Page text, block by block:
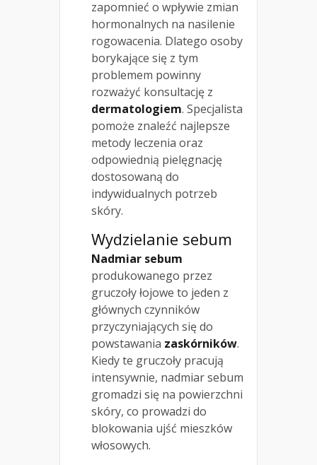
zapomnieć o wpływie zmian
hormonalnych na nasilenie
rogowacenia. Dlatego osoby
borykające się z tym
problemem powinny
rozważyć konsultację z
dermatologiem. Specjalista
pomoże znaleźć najlepsze
metody leczenia oraz
odpowiednią pielęgnację
dostosowaną do
indywidualnych potrzeb
skóry.
Wydzielanie sebum
Nadmiar sebum
produkowanego przez
gruczoły łojowe to jeden z
głównych czynników
przyczyniających się do
powstawania zaskórników.
Kiedy te gruczoły pracują
intensywnie, nadmiar sebum
gromadzi się na powierzchni
skóry, co prowadzi do
blokowania ujść mieszków
włosowych.